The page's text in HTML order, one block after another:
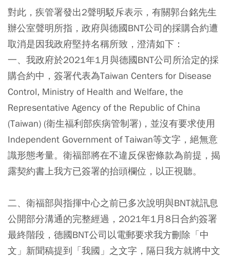
對此，疾管署發出2聲明駁斥表示，有關郭台銘先生
辦公室聲明所指，政府與德國BNT公司的採購合約遭
取消是因我政府堅持名稱所致，澄清如下：
一、我政府於2021年1月與德國BNT公司所洽定的採
購合約中，簽署代表為Taiwan Centers for Disease
Control, Ministry of Health and Welfare, the
Representative Agency of the Republic of China
(Taiwan) (衛生福利部疾病管制署)，並沒有要求使用
Independent Government of Taiwan等文字，絕無意
識形態考量。衛福部將在不違反保密條款為前提，揭
露契約書上我方已簽署的抬頭欄位，以正視聽。
二、衛福部與指揮中心之前已多次說明與BNT就訊息
公開部分溝通的完整經過，2021年1月8日合約簽署
最終階段，德國BNT公司以電郵要求我方刪除「中
文」新聞稿提到「我國」之文字，隔日我方就將中文